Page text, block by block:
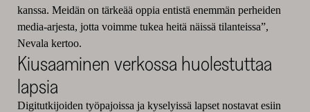
kanssa. Meidän on tärkeää oppia entistä enemmän perheiden
media-arjesta, jotta voimme tukea heitä näissä tilanteissa”,
Nevala kertoo.
Kiusaaminen verkossa huolestuttaa
lapsia
Digitutkijoiden työpajoissa ja kyselyissä lapset nostavat esiin